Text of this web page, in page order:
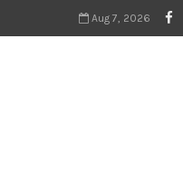
Aug 7, 2026